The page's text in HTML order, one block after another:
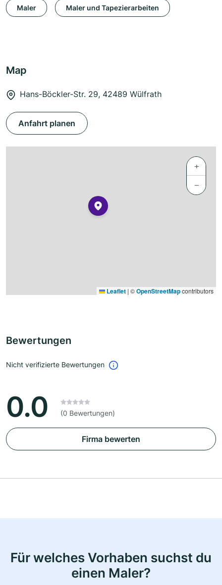
Maler Maler und Tapezierarbeiten
Map
Hans-Böckler-Str. 29, 42489 Wülfrath
Anfahrt planen
+
−
Leaflet | ©OpenStreetMapcontributors
Bewertungen
Nicht verifizierte Bewertungen
0.0 (0 Bewertungen)
Firma bewerten
Für welches Vorhaben suchst du
einen Maler?